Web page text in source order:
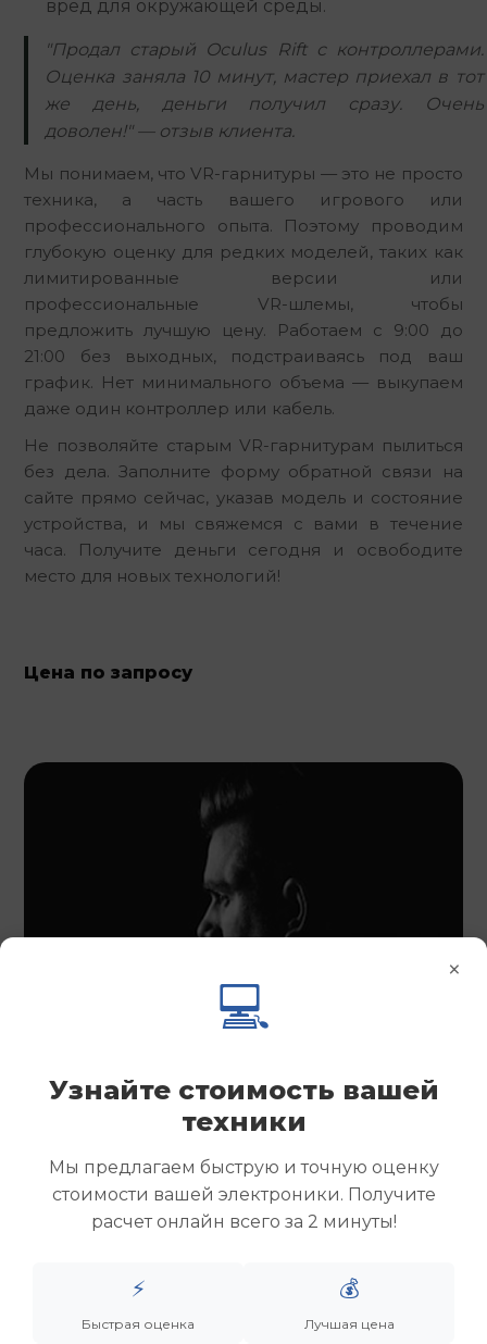
вред для окружающей среды.
"Продал старый Oculus Rift с контроллерами.
Оценка заняла 10 минут, мастер приехал в тот
же день, деньги получил сразу. Очень
доволен!" — отзыв клиента.
Мы понимаем, что VR-гарнитуры — это не просто
техника, а часть вашего игрового или
профессионального опыта. Поэтому проводим
глубокую оценку для редких моделей, таких как
лимитированные версии или
профессиональные VR-шлемы, чтобы
предложить лучшую цену. Работаем с 9:00 до
21:00 без выходных, подстраиваясь под ваш
график. Нет минимального объема — выкупаем
даже один контроллер или кабель.
Не позволяйте старым VR-гарнитурам пылиться
без дела. Заполните форму обратной связи на
сайте прямо сейчас, указав модель и состояние
устройства, и мы свяжемся с вами в течение
часа. Получите деньги сегодня и освободите
место для новых технологий!
Цена по запросу
Менеджер
×
💻
Узнайте стоимость вашей
техники
Мы предлагаем быструю и точную оценку
стоимости вашей электроники. Получите
расчет онлайн всего за 2 минуты!
⚡
Быстрая оценка
💰
Лучшая цена